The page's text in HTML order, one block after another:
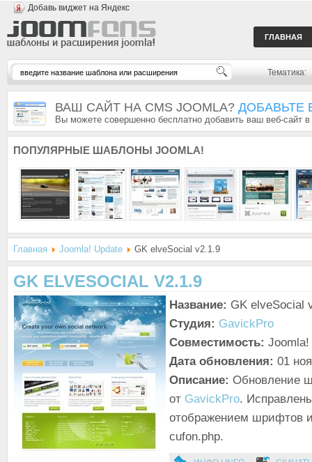
Добавь виджет на Яндекс
ГЛАВНАЯ
Тематика:
ВАШ САЙТ НА CMS JOOMLA? ДОБАВЬТЕ
Вы можете совершенно бесплатно добавить ваш веб-сайт
ПОПУЛЯРНЫЕ ШАБЛОНЫ JOOMLA!
Главная Joomla! Update GK elveSocial v2.1.9
GK ELVESOCIAL V2.1.9
Название: GK elveSocial
Студия: GavickPro
Совместимость:
Дата обновления: 01
Описание: Обновление
от GavickPro.
отображением шрифтов
cufon.php.